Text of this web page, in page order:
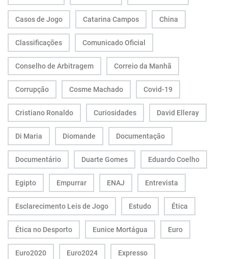
Casos de Jogo Catarina Campos China
Classificações Comunicado Oficial
Conselho de Arbitragem Correio da Manhã
Corrupção Cosme Machado Covid-19
Cristiano Ronaldo Curiosidades David Elleray
Di Maria Diomande Documentação
Documentário Duarte Gomes Eduardo Coelho
Egipto Empurrar ENAJ Entrevista
Esclarecimento Leis de Jogo Estudo Ética
Ética no Desporto Eunice Mortágua Euro
Euro2020 Euro2024 Expresso